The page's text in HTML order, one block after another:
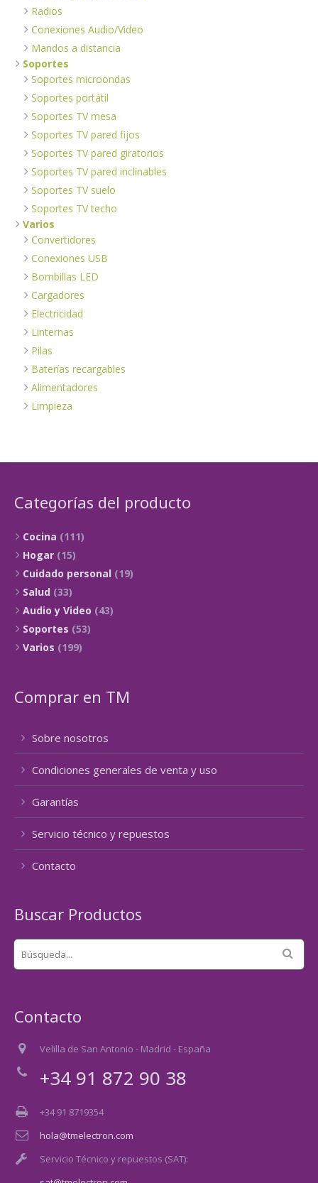
Radios
Conexiones Audio/Video
Mandos a distancia
Soportes
Soportes microondas
Soportes portátil
Soportes TV mesa
Soportes TV pared fijos
Soportes TV pared giratorios
Soportes TV pared inclinables
Soportes TV suelo
Soportes TV techo
Varios
Convertidores
Conexiones USB
Bombillas LED
Cargadores
Electricidad
Linternas
Pilas
Baterías recargables
Alimentadores
Limpieza
Categorías del producto
Cocina (111)
Hogar (15)
Cuidado personal (19)
Salud (33)
Audio y Video (43)
Soportes (53)
Varios (199)
Comprar en TM
Sobre nosotros
Condiciones generales de venta y uso
Garantías
Servicio técnico y repuestos
Contacto
Buscar Productos
Contacto
Velilla de San Antonio - Madrid - España
+34 91 872 90 38
+34 91 8719354
hola@tmelectron.com
Servicio Técnico y repuestos (SAT):